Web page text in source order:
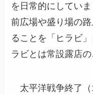
を日常的にしてい
前広場や盛り場の
ることを「ヒラビ
ラビとは常設露店の
太平洋戦争終了（